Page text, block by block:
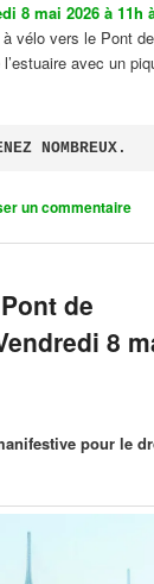
8 mai 2026 à 11h
vélo vers le Pont
avec un
NOMBREUX.
un commentaire
de
8
pour le